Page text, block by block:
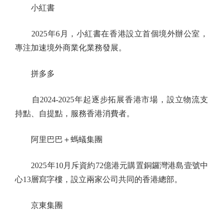
小紅書
2025年6月，小紅書在香港設立首個境外辦公室，
專注加速境外商業化業務發展。
拼多多
自2024-2025年起逐步拓展香港市場，設立物流支
持點、自提點，服務香港消費者。
阿里巴巴＋螞蟻集團
2025年10月斥資約72億港元購置銅鑼灣港島壹號中
心13層寫字樓，設立兩家公司共同的香港總部。
京東集團